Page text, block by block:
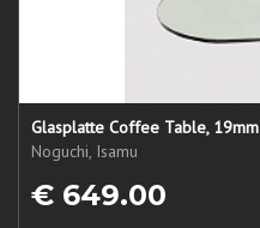
Glasplatte Coffee Table, 19mm
Noguchi, Isamu
€ 649.00